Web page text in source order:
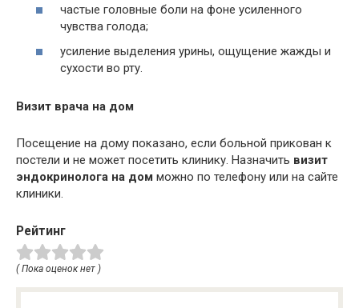
частые головные боли на фоне усиленного
чувства голода;
усиление выделения урины, ощущение жажды и
сухости во рту.
Визит врача на дом
Посещение на дому показано, если больной прикован к
постели и не может посетить клинику. Назначить визит
эндокринолога на дом можно по телефону или на сайте
клиники.
Рейтинг
( Пока оценок нет )